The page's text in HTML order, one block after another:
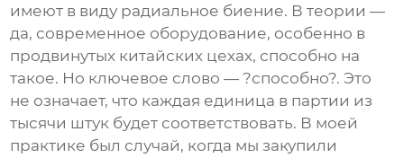
имеют в виду радиальное биение. В теории —
да, современное оборудование, особенно в
продвинутых китайских цехах, способно на
такое. Но ключевое слово — ?способно?. Это
не означает, что каждая единица в партии из
тысячи штук будет соответствовать. В моей
практике был случай, когда мы закупили